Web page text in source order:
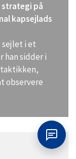
på
kapsejlads
sejlet i et
han sidder i
taktikken,
observere